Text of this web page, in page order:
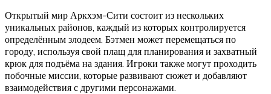
Открытый мир Аркхэм-Сити состоит из нескольких
уникальных районов, каждый из которых контролируется
определённым злодеем. Бэтмен может перемещаться по
городу, используя свой плащ для планирования и захватный
крюк для подъёма на здания. Игроки также могут проходить
побочные миссии, которые развивают сюжет и добавляют
взаимодействия с другими персонажами.